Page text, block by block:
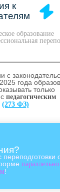
образование
с
года
только
педагогическим
(273 ФЗ)
переподготовки
!
к
10